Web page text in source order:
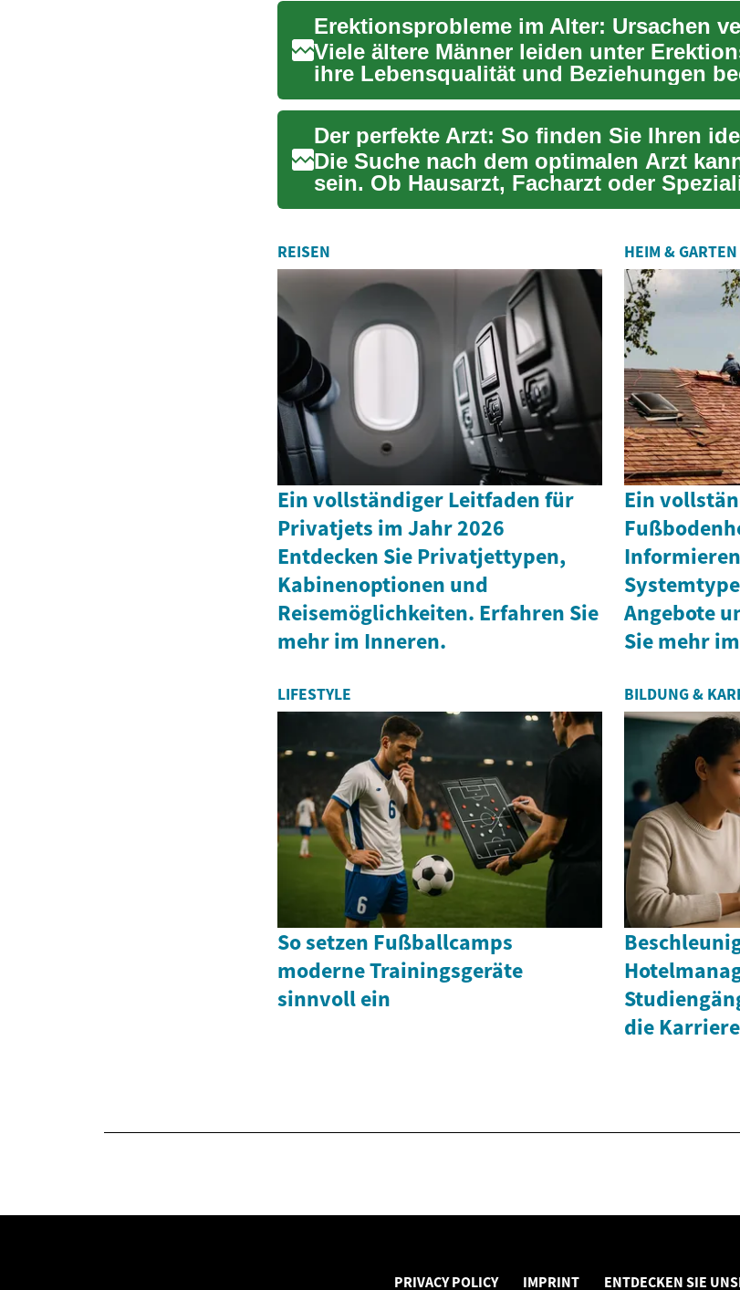
Viele ältere Männer leiden unter
ihre Lebensqualität und Beziehungen
können. ...
Der perfekte Arzt: So finden Sie Ihren
Die Suche nach dem optimalen Arzt
sein. Ob Hausarzt, Facharzt oder
Leitfaden ...
REISEN
Ein vollständiger Leitfaden für
Privatjets im Jahr 2026
Entdecken Sie Privatjettypen,
Kabinenoptionen und
Reisemöglichkeiten. Erfahren Sie
mehr im Inneren.
HEIM & GARTEN
Ein
Angebote
Sie mehr
LIFESTYLE
So setzen Fußballcamps
moderne Trainingsgeräte
sinnvoll ein
BILDUNG &
die Karriere
PRIVACY POLICY IMPRINT ENTDECKEN SIE